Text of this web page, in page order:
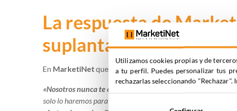
La respuesta de
suplantación de su
En MarketiNetqueremos dejarte claro que:
«Nosotros nunca te contactaremos por medios que no sean
solo lo haremos para dar respuesta a tus consultas,
nunca
Utilizamos cookies propias y de
a tu perfil. Puedes personalizar tus
rechazarlas seleccionando